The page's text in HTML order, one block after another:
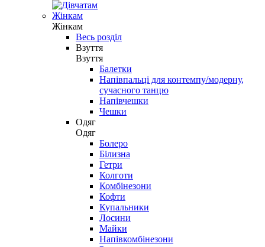
Жінкам
Жінкам
Весь розділ
Взуття
Взуття
Балетки
Напівпальці для контемпу/модерну,
сучасного танцю
Напівчешки
Чешки
Одяг
Одяг
Болеро
Білизна
Гетри
Колготи
Комбінезони
Кофти
Купальники
Лосини
Майки
Напівкомбінезони